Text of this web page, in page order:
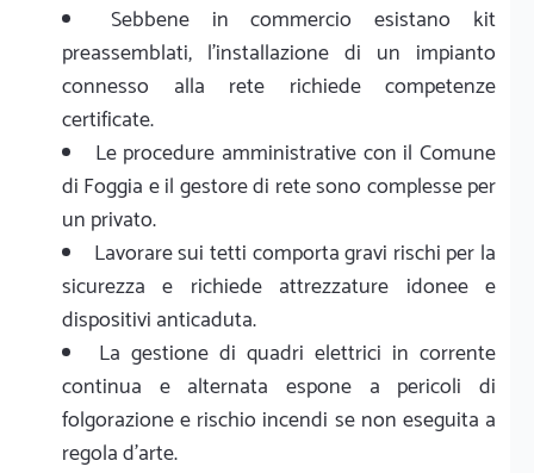
Sebbene in commercio esistano kit
preassemblati, l'installazione di un impianto
connesso alla rete richiede competenze
certificate.
Le procedure amministrative con il Comune
di Foggia e il gestore di rete sono complesse per
un privato.
Lavorare sui tetti comporta gravi rischi per la
sicurezza e richiede attrezzature idonee e
dispositivi anticaduta.
La gestione di quadri elettrici in corrente
continua e alternata espone a pericoli di
folgorazione e rischio incendi se non eseguita a
regola d'arte.